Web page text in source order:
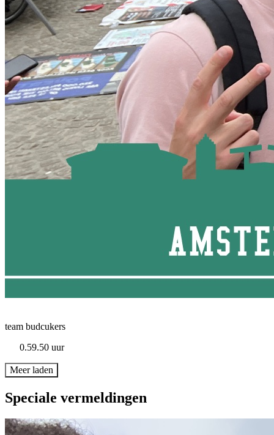
team budcukers
0.59.50 uur
Meer laden
Speciale vermeldingen